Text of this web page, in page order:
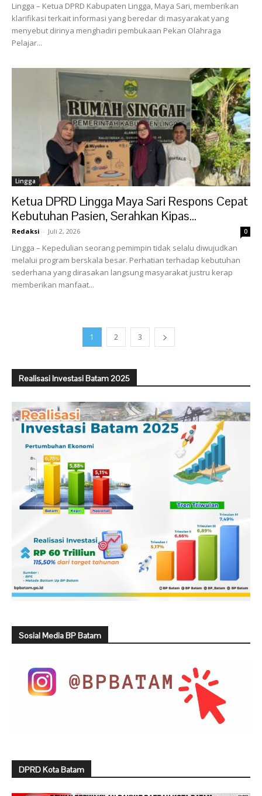
Lingga – Ketua DPRD Kabupaten Lingga, Maya Sari, memberikan
klarifikasi terkait informasi yang beredar di masyarakat yang
menyebut dirinya menghadiri pembukaan Pekan Olahraga
Pelajar...
Lingga
Ketua DPRD Lingga Maya Sari Respons Cepat
Kebutuhan Pasien, Serahkan Kipas...
Redaksi - Juli 2, 2026 0
Lingga – Kepedulian seorang pemimpin tidak selalu diwujudkan
melalui program berskala besar. Perhatian terhadap kebutuhan
sederhana yang dirasakan langsung masyarakat justru kerap
memberikan manfaat...
1 2 3
Realisasi Investasi Batam 2025
Sosial Media BP Batam
DPRD Kota Batam